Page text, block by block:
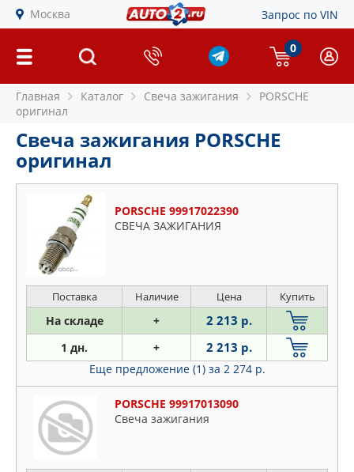
Москва Запрос по VIN
0
Главная Каталог Свеча зажигания
PORSCHE
оригинал
Свеча зажигания PORSCHE
оригинал
PORSCHE 99917022390
СВЕЧА ЗАЖИГАНИЯ
Поставка Наличие Цена Купить
На складе + 2 213 р.
1 дн. + 2 213 р.
Еще предложение (1) за 2 274 р.
PORSCHE 99917013090
Свеча зажигания